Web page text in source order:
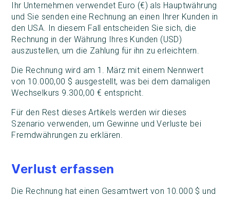
Ihr Unternehmen verwendet Euro (€) als Hauptwährung
und Sie senden eine Rechnung an einen Ihrer Kunden in
den USA. In diesem Fall entscheiden Sie sich, die
Rechnung in der Währung Ihres Kunden (USD)
auszustellen, um die Zahlung für ihn zu erleichtern.
Die Rechnung wird am 1. März mit einem Nennwert
von 10.000,00 $ ausgestellt, was bei dem damaligen
Wechselkurs 9.300,00 € entspricht.
Für den Rest dieses Artikels werden wir dieses
Szenario verwenden, um Gewinne und Verluste bei
Fremdwährungen zu erklären.
Verlust erfassen
Die Rechnung hat einen Gesamtwert von 10.000 $ und